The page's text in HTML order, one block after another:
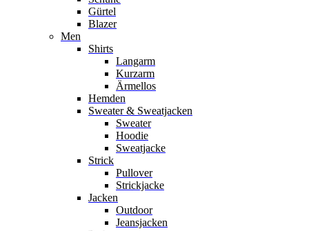
Gürtel
Blazer
Men
Shirts
Langarm
Kurzarm
Ärmellos
Hemden
Sweater & Sweatjacken
Sweater
Hoodie
Sweatjacke
Strick
Pullover
Strickjacke
Jacken
Outdoor
Jeansjacken